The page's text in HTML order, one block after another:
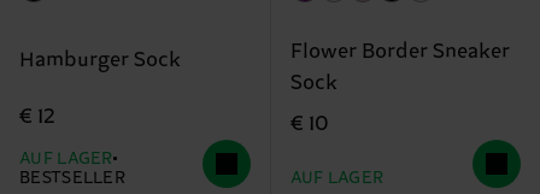
Hamburger Sock
€ 12
AUF LAGER
BESTSELLER
Flower Border Sneaker
Sock
€ 10
AUF LAGER